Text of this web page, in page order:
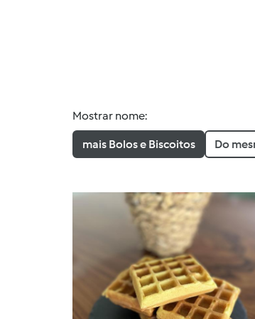
Mostrar nome:
mais Bolos e Biscoitos Do